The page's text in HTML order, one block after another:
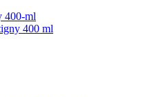
400 ml